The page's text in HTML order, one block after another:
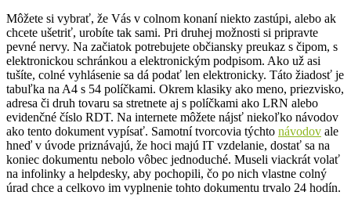
Môžete si vybrať, že Vás v colnom konaní niekto zastúpi, alebo ak
chcete ušetriť, urobíte tak sami. Pri druhej možnosti si pripravte
pevné nervy. Na začiatok potrebujete občiansky preukaz s čipom, s
elektronickou schránkou a elektronickým podpisom. Ako už asi
tušíte, colné vyhlásenie sa dá podať len elektronicky. Táto žiadosť je
tabuľka na A4 s 54 políčkami. Okrem klasiky ako meno, priezvisko,
adresa či druh tovaru sa stretnete aj s políčkami ako LRN alebo
evidenčné číslo RDT. Na internete môžete nájsť niekoľko návodov
ako tento dokument vypísať. Samotní tvorcovia týchto návodov ale
hneď v úvode priznávajú, že hoci majú IT vzdelanie, dostať sa na
koniec dokumentu nebolo vôbec jednoduché. Museli viackrát volať
na infolinky a helpdesky, aby pochopili, čo po nich vlastne colný
úrad chce a celkovo im vyplnenie tohto dokumentu trvalo 24 hodín.